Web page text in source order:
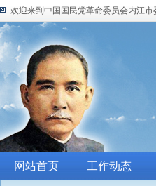
欢迎来到中国国民党革命委员会内江市
网站首页 工作动态